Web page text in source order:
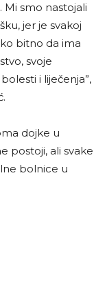
smo nastojali
jer je svakoj
bitno da ima
svoje
i liječenja”,
dojke u
postoji, ali svake
bolnice u